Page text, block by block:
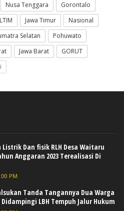
Nusa Tenggara
Gorontalo
Jawa Timur
Nasional
Selatan
Pohuwato
Jawa Barat
GORUT
Dan fisik RLH Desa Waitaru
Anggaran 2023 Terealisasi Di
PM
Tanda Tangannya Dua Warga
LBH Tempuh Jalur Hukum